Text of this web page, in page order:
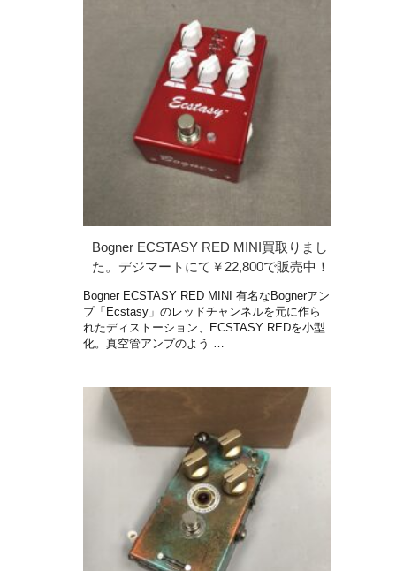
Bogner ECSTASY RED MINI買取りまし
た。デジマートにて￥22,800で販売中！
Bogner ECSTASY RED MINI 有名なBognerアン
プ「Ecstasy」のレッドチャンネルを元に作ら
れたディストーション、ECSTASY REDを小型
化。真空管アンプのよう …